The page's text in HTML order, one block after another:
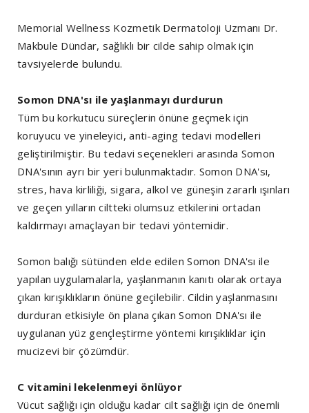
Memorial Wellness Kozmetik Dermatoloji Uzmanı Dr.
Makbule Dündar, sağlıklı bir cilde sahip olmak için
tavsiyelerde bulundu.
Somon DNA'sı ile yaşlanmayı durdurun
Tüm bu korkutucu süreçlerin önüne geçmek için
koruyucu ve yineleyici, anti-aging tedavi modelleri
geliştirilmiştir. Bu tedavi seçenekleri arasında Somon
DNA'sının ayrı bir yeri bulunmaktadır. Somon DNA'sı,
stres, hava kirliliği, sigara, alkol ve güneşin zararlı ışınları
ve geçen yılların ciltteki olumsuz etkilerini ortadan
kaldırmayı amaçlayan bir tedavi yöntemidir.
Somon balığı sütünden elde edilen Somon DNA'sı ile
yapılan uygulamalarla, yaşlanmanın kanıtı olarak ortaya
çıkan kırışıklıkların önüne geçilebilir. Cildin yaşlanmasını
durduran etkisiyle ön plana çıkan Somon DNA'sı ile
uygulanan yüz gençleştirme yöntemi kırışıklıklar için
mucizevi bir çözümdür.
C vitamini lekelenmeyi önlüyor
Vücut sağlığı için olduğu kadar cilt sağlığı için de önemli